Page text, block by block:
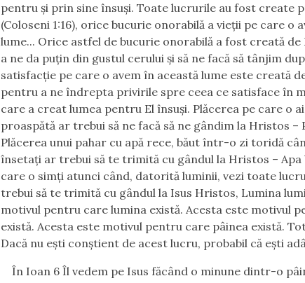
pentru și prin sine însuși. Toate lucrurile au fost create
(Coloseni 1:16), orice bucurie onorabilă a vieţii pe care o
lume... Orice astfel de bucurie onorabilă a fost creată
a ne da puțin din gustul cerului și să ne facă să tânjim
satisfacţie pe care o avem în această lume este creată
pentru a ne îndrepta privirile spre ceea ce satisface în
care a creat lumea pentru El însuşi. Plăcerea pe care o
proaspătă ar trebui să ne facă să ne gândim la Hristos –
Plăcerea unui pahar cu apă rece, băut într-o zi toridă
însetaţi ar trebui să te trimită cu gândul la Hristos – Apa
care o simţi atunci când, datorită luminii, vezi toate
trebui să te trimită cu gândul la Isus Hristos, Lumina
motivul pentru care lumina există. Acesta este motivul
există. Acesta este motivul pentru care pâinea există.
Dacă nu eşti conştient de acest lucru, probabil că eşti
În Ioan 6 Îl vedem pe Isus făcând o minune dintr-o